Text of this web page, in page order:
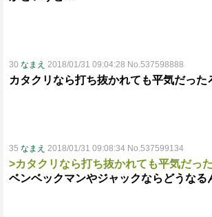
30 なまえ 2018/01/31 09:04:28 No.537598888
カタクリなら打ち抜かれても平気だった
35 なまえ 2018/01/31 09:08:34 No.537599134
>カタクリなら打ち抜かれても平気だっ
ベンベックマンやジャックならどうなる